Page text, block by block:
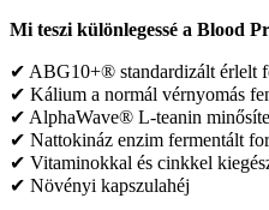
Mi teszi különlegessé a Blood
✔ ABG10+® standardizált érlelt
✔ Kálium a normál vérnyomás
✔ AlphaWave® L-teanin
✔ Nattokináz enzim fermentált
✔ Vitaminokkal és cinkkel
✔ Növényi kapszulahéj